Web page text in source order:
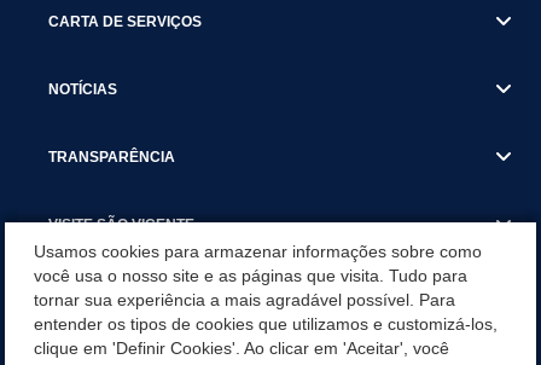
CARTA DE SERVIÇOS
NOTÍCIAS
TRANSPARÊNCIA
VISITE SÃO VICENTE
SÃO VICENTE REFORÇA REDE DE PROTEÇÃO ÀS MULHERES
Usamos cookies para armazenar informações sobre como
você usa o nosso site e as páginas que visita. Tudo para
tornar sua experiência a mais agradável possível. Para
entender os tipos de cookies que utilizamos e customizá-los,
clique em 'Definir Cookies'. Ao clicar em 'Aceitar', você